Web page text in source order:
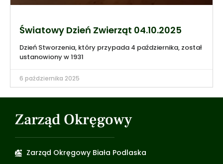
Światowy Dzień Zwierząt 04.10.2025
Dzień Stworzenia, który przypada 4 października, został
ustanowiony w 1931
6 października 2025
Zarząd Okręgowy
Zarząd Okręgowy Biała Podlaska